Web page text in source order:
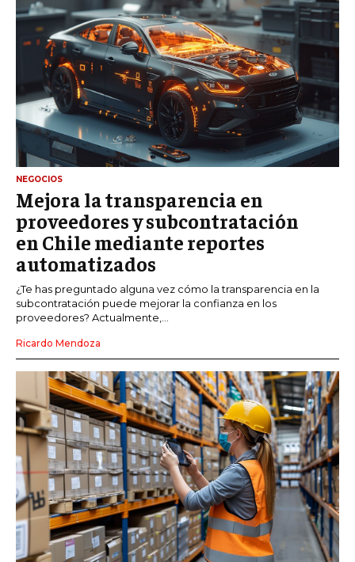
NEGOCIOS
Mejora la transparencia en
proveedores y subcontratación
en Chile mediante reportes
automatizados
¿Te has preguntado alguna vez cómo la transparencia en la
subcontratación puede mejorar la confianza en los
proveedores? Actualmente,...
Ricardo Mendoza